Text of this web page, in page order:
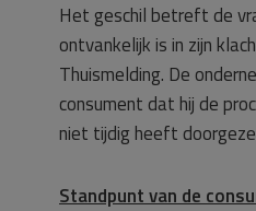
Het geschil betreft de
ontvankelijk is in zijn
Thuismelding. De
consument dat hij de
niet tijdig heeft
Standpunt van de